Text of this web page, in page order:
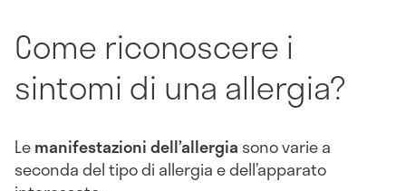
Come riconoscere i
sintomi di una allergia?
Lemanifestazioni dell’allergia sono varie a
seconda del tipo di allergia e dell’apparato